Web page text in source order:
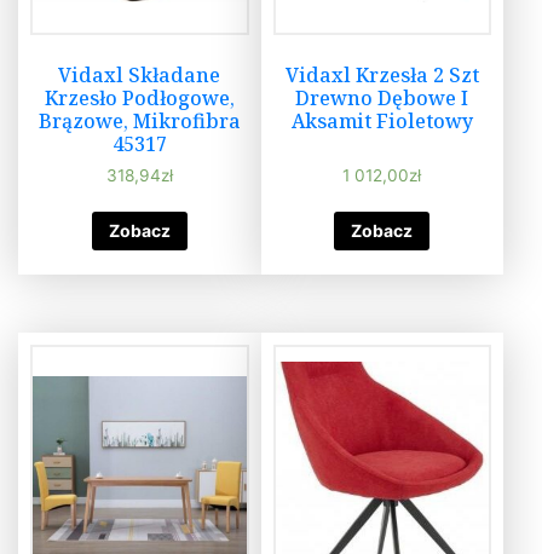
Vidaxl Składane
Krzesło Podłogowe,
Brązowe, Mikrofibra
45317
318,94zł
Zobacz
Vidaxl Krzesła 2 Szt
Drewno Dębowe I
Aksamit Fioletowy
1 012,00zł
Zobacz